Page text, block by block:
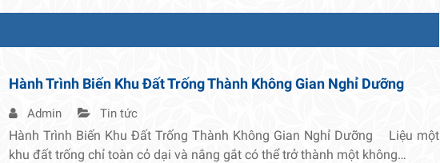
Hành Trình Biến Khu Đất Trống Thành Không Gian Nghỉ Dưỡng
Admin Tin tức
Hành Trình Biến Khu Đất Trống Thành Không Gian Nghỉ Dưỡng Liệu một
khu đất trống chỉ toàn cỏ dại và nắng gắt có thể trở thành một không…